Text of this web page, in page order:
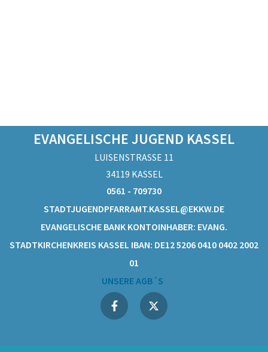
EVANGELISCHE JUGEND KASSEL
LUISENSTRASSE 11
34119 KASSEL
0561 - 709730
STADTJUGENDPFARRAMT.KASSEL@EKKW.DE
EVANGELISCHE BANK KONTOINHABER: EVANG.
STADTKIRCHENKREIS KASSEL IBAN: DE12 5206 0410 0402 2002
01
UNSERE AGB´S